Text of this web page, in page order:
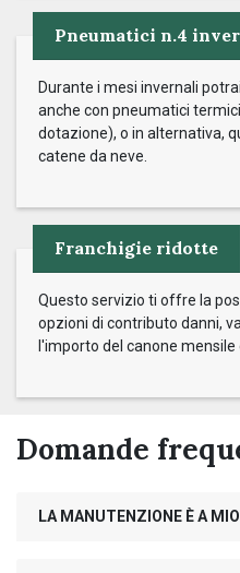
Pneumatici n.4
Durante i mesi invernali
anche con pneumatici
dotazione), o in alternativa,
catene da neve.
Franchigie ridotte
Questo servizio ti offre la
opzioni di contributo danni,
l'importo del canone mensile
Domande
LA MANUTENZIONE È A